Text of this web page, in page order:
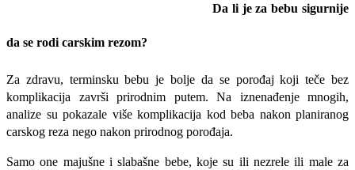
Da li je za bebu sigurnije
da se rodi carskim rezom?
Za zdravu, terminsku bebu je bolje da se porođaj koji teče bez
komplikacija završi prirodnim putem. Na iznenađenje mnogih,
analize su pokazale više komplikacija kod beba nakon planiranog
carskog reza nego nakon prirodnog porođaja.
Samo one majušne i slabašne bebe, koje su ili nezrele ili male za